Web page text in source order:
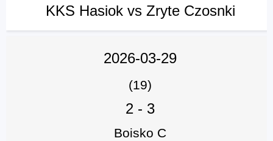
KKS Hasiok vs Zryte Czosnki
2026-03-29
(19)
2 - 3
Boisko C